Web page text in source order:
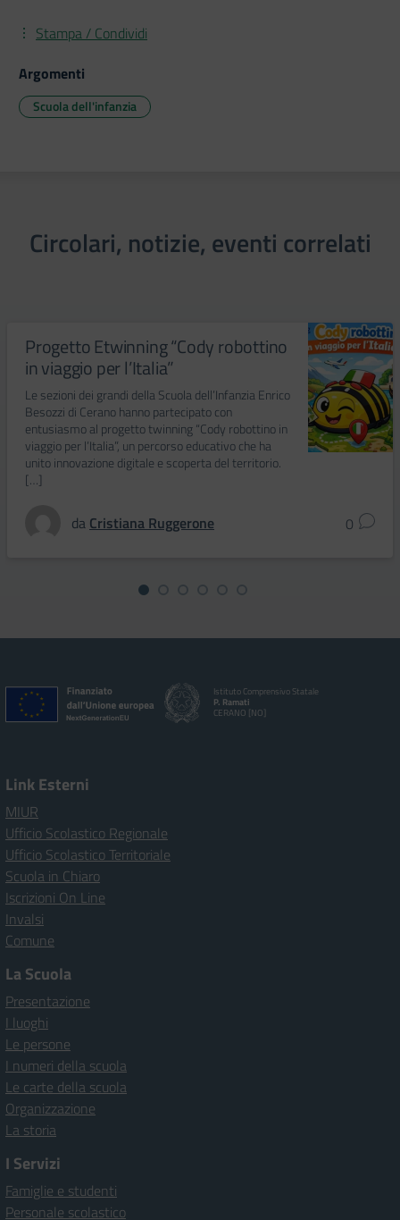
Stampa / Condividi
Argomenti
Scuola dell'infanzia
Circolari, notizie, eventi correlati
Progetto Etwinning “Cody robottino
in viaggio per l’Italia”
Le sezioni dei grandi della Scuola dell’Infanzia Enrico
Besozzi di Cerano hanno partecipato con
entusiasmo al progetto twinning “Cody robottino in
viaggio per l’Italia”, un percorso educativo che ha
unito innovazione digitale e scoperta del territorio.
[…]
da Cristiana Ruggerone 0
Istituto Comprensivo Statale
P. Ramati
CERANO [NO]
Link Esterni
MIUR
Ufficio Scolastico Regionale
Ufficio Scolastico Territoriale
Scuola in Chiaro
Iscrizioni On Line
Invalsi
Comune
La Scuola
Presentazione
I luoghi
Le persone
I numeri della scuola
Le carte della scuola
Organizzazione
La storia
I Servizi
Famiglie e studenti
Personale scolastico